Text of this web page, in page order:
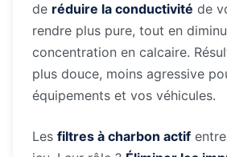
de réduire la conductivité de
rendre plus pure, tout en
concentration en calcaire.
plus douce, moins agressive
équipements et vos véhicules.
Les filtres à charbon actif